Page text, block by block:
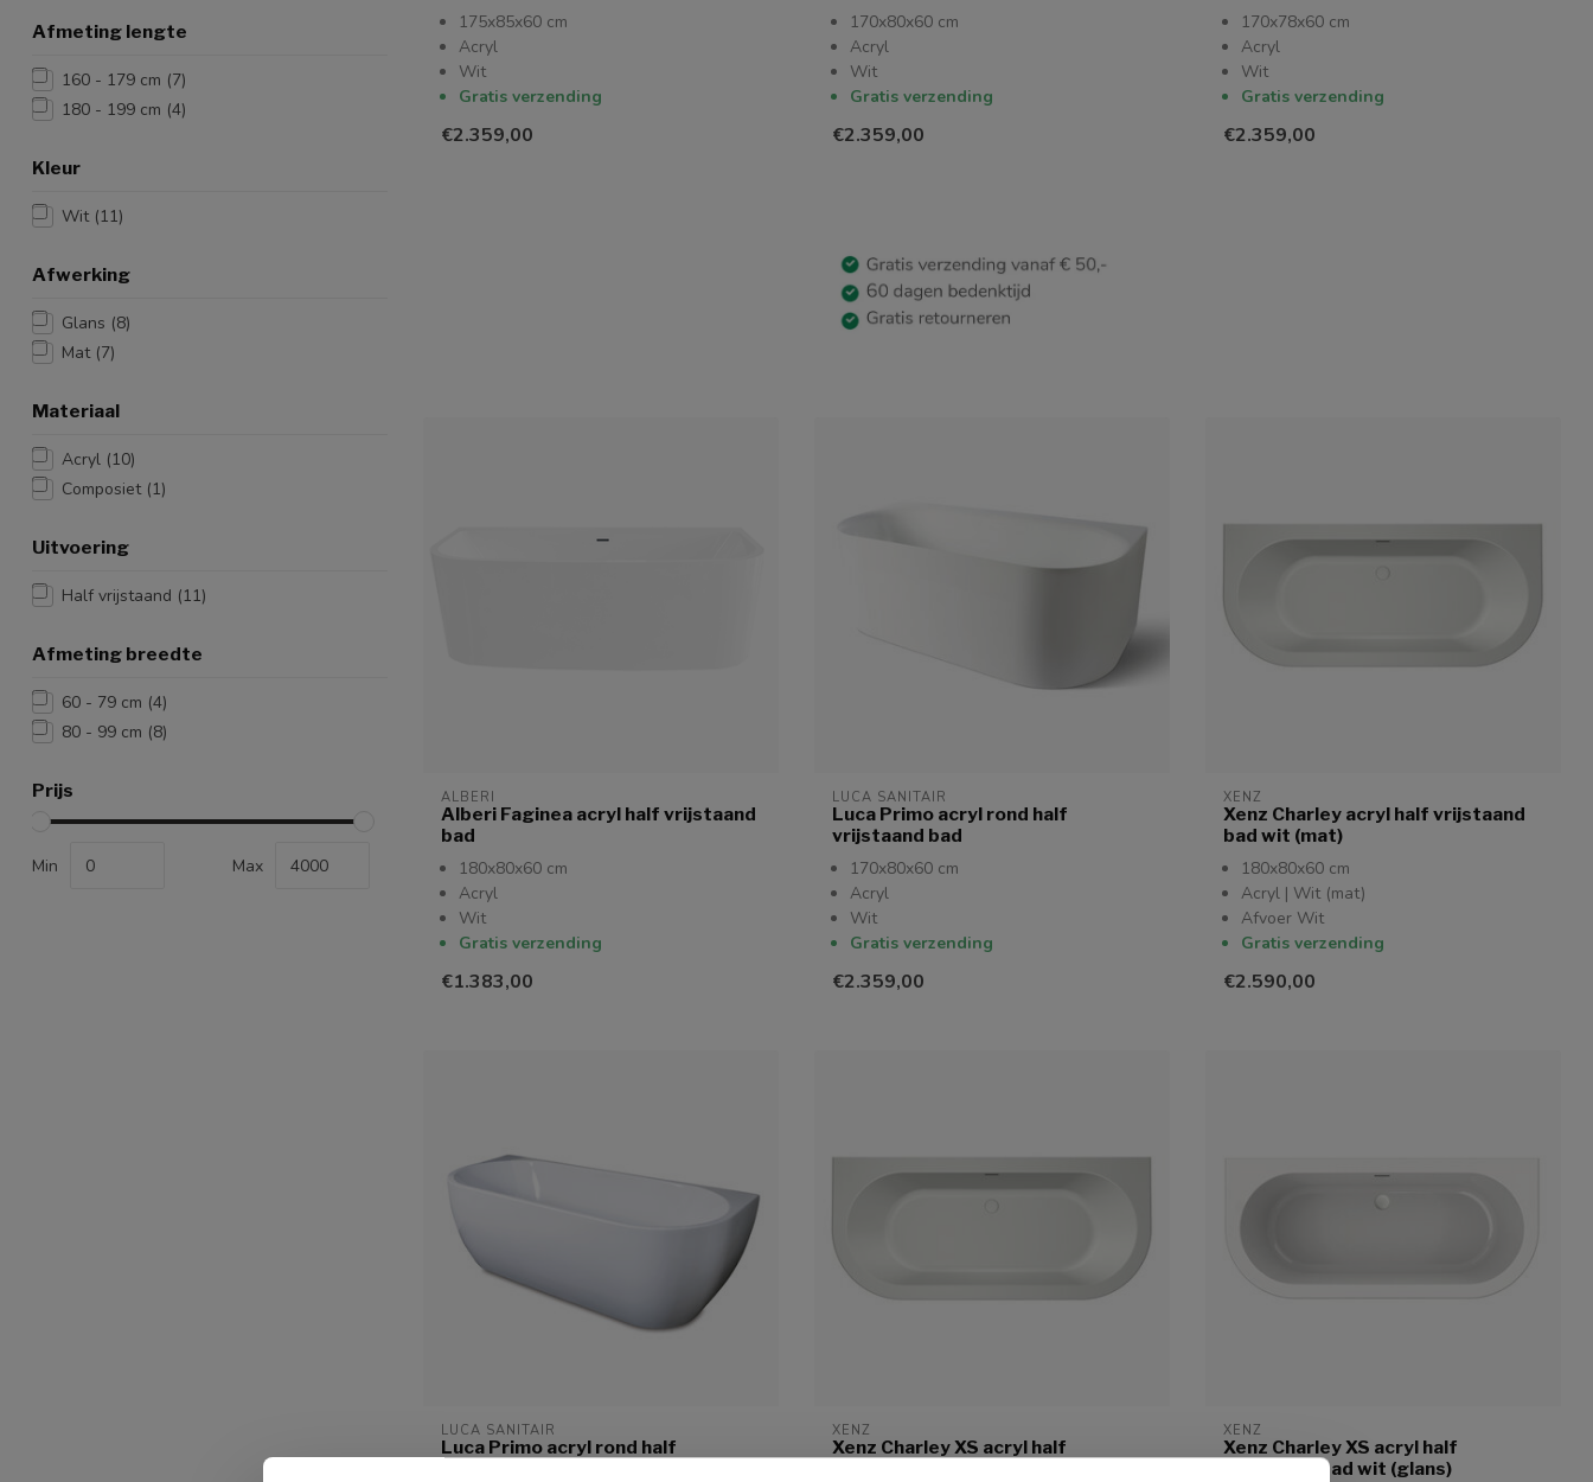
Afmeting lengte
160 - 179 cm (7)
180 - 199 cm (4)
Kleur
Wit (11)
Afwerking
Glans (8)
Mat (7)
Materiaal
Acryl (10)
Composiet (1)
Uitvoering
Half vrijstaand (11)
Afmeting breedte
60 - 79 cm (4)
80 - 99 cm (8)
Prijs
Min Max
175x85x60 cm
Acryl
Wit
Gratis verzending
€2.359,00
170x80x60 cm
Acryl
Wit
Gratis verzending
€2.359,00
170x78x60 cm
Acryl
Wit
Gratis verzending
€2.359,00
ALBERI
Alberi Faginea acryl half vrijstaand
bad
180x80x60 cm
Acryl
Wit
Gratis verzending
€1.383,00
LUCA SANITAIR
Luca Primo acryl rond half
vrijstaand bad
170x80x60 cm
Acryl
Wit
Gratis verzending
€2.359,00
XENZ
Xenz Charley acryl half vrijstaand
bad wit (mat)
180x80x60 cm
Acryl | Wit (mat)
Afvoer Wit
Gratis verzending
€2.590,00
LUCA SANITAIR
Luca Primo acryl rond half
XENZ
Xenz Charley XS acryl half
XENZ
Xenz Charley XS acryl half
vrijstaand bad wit (glans)